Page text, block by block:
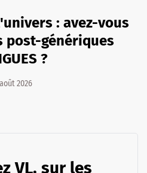
: avez-vous
post-génériques
?
2026
VL. sur les